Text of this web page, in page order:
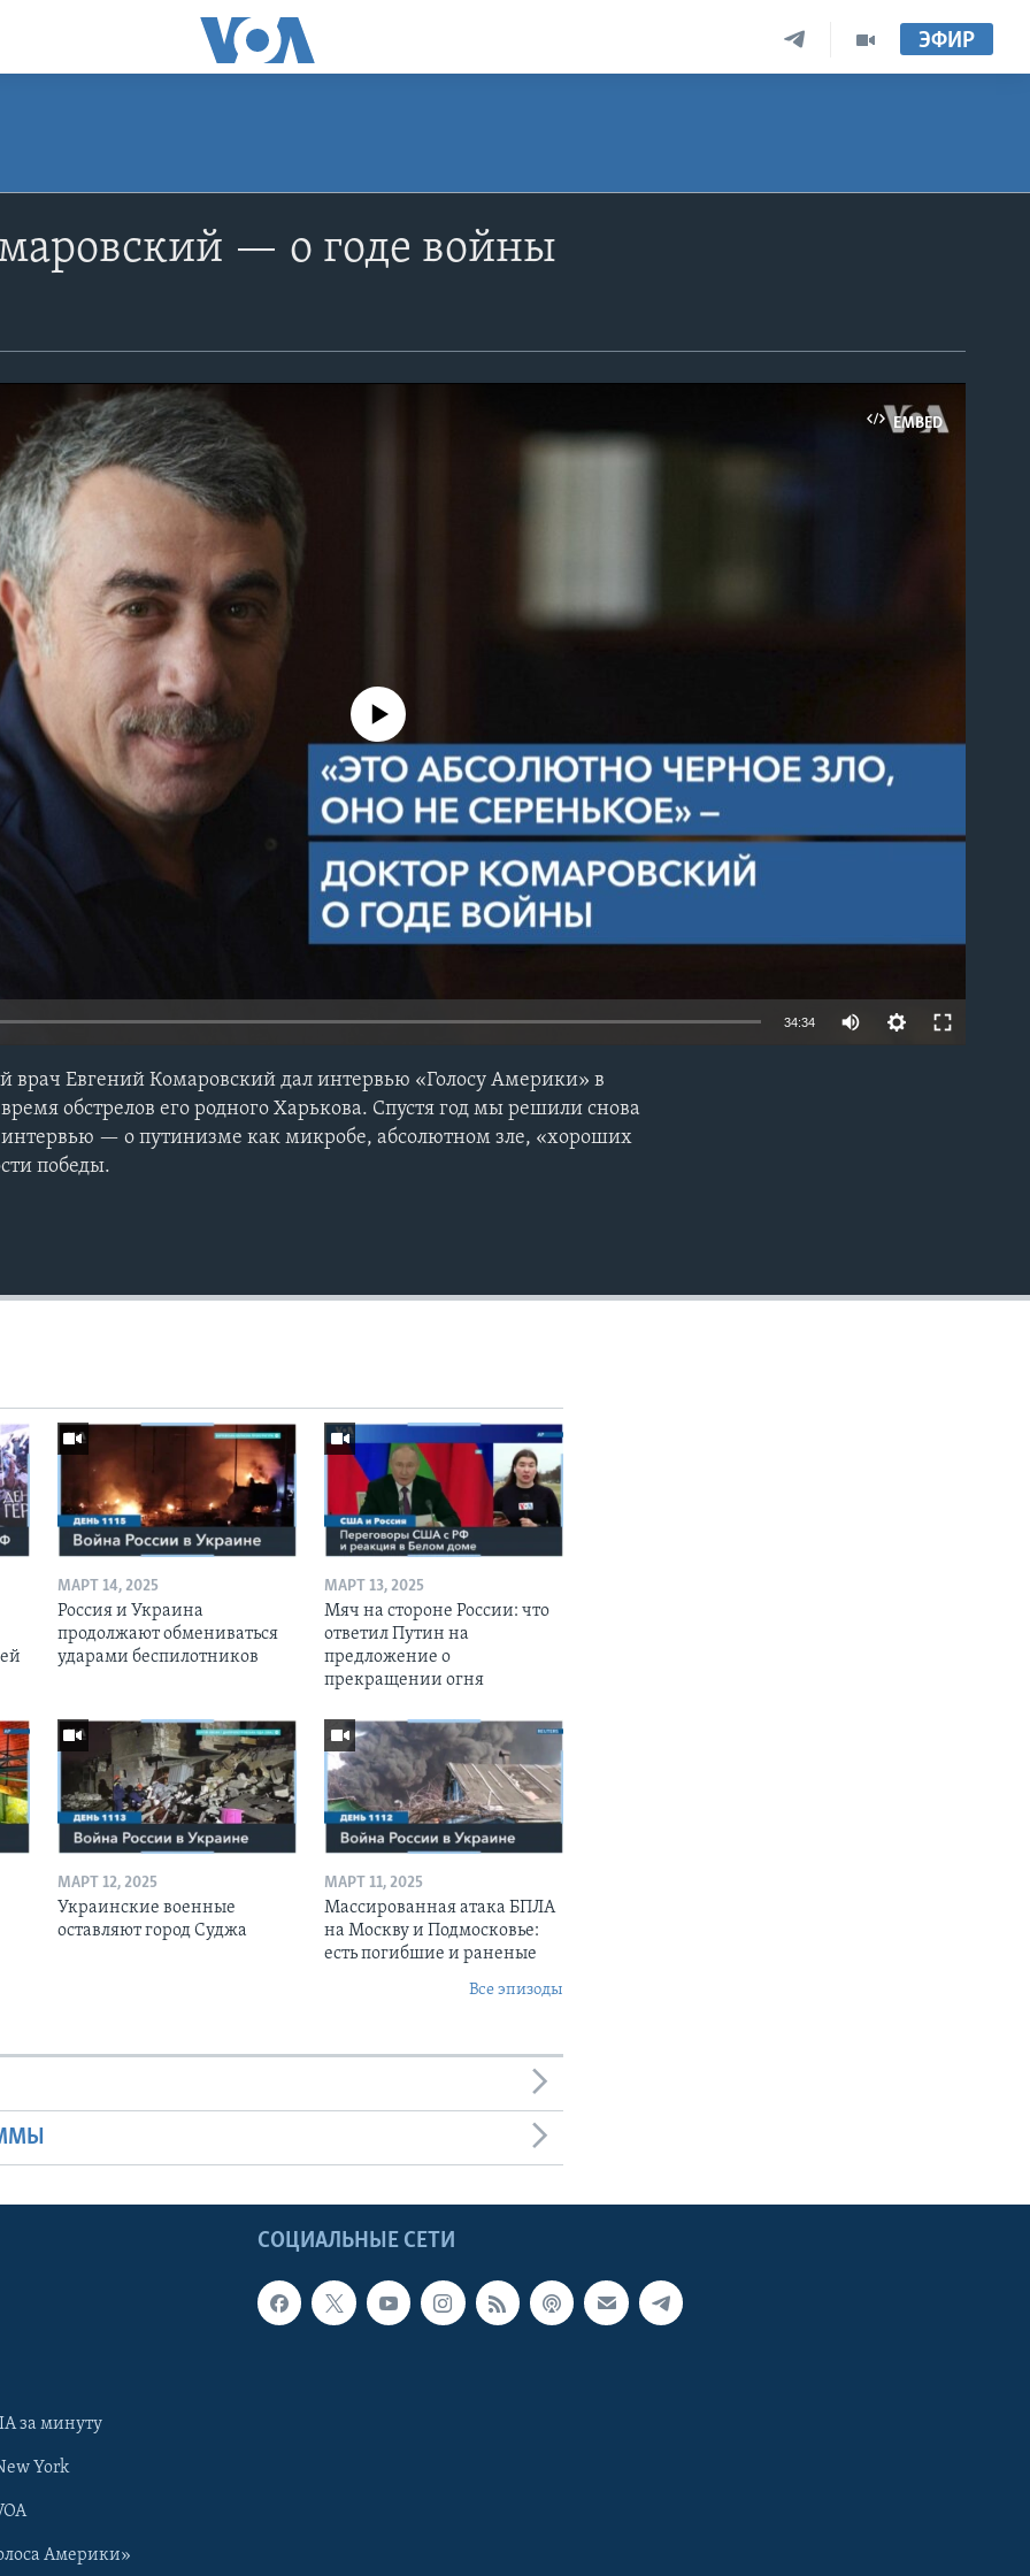
ЭФИР
— о годе войны
EMBED
No media source currently available
34:34
врач Евгений Комаровский дал интервью «Голосу Америки» в
обстрелов его родного Харькова. Спустя год мы решили снова
интервью — о путинизме как микробе, абсолютном зле, «хороших
победы.
МАРТ 14, 2025
Россия и Украина
продолжают обмениваться
ударами беспилотников
МАРТ 13, 2025
Мяч на стороне России: что
ответил Путин на
предложение о
прекращении огня
МАРТ 12, 2025
Украинские военные
оставляют город Суджа
МАРТ 11, 2025
Массированная атака БПЛА
на Москву и Подмосковье:
есть погибшие и раненые
Все эпизоды
СОЦИАЛЬНЫЕ СЕТИ
за минуту
York
Америки»